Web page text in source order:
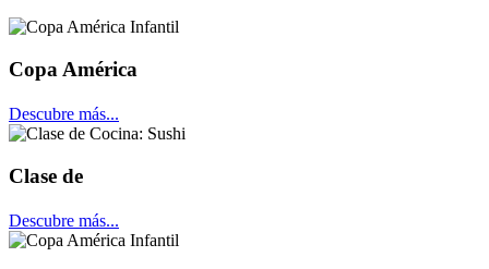
Copa América
Descubre más...
Clase de
Descubre más...